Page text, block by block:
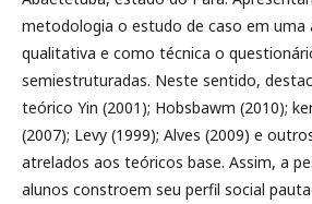
metodologia o estudo de caso em uma
qualitativa e como técnica o
semiestruturadas. Neste sentido,
teórico Yin (2001); Hobsbawm (2010);
(2007); Levy (1999); Alves (2009) e
atrelados aos teóricos base. Assim, a
alunos constroem seu perfil social